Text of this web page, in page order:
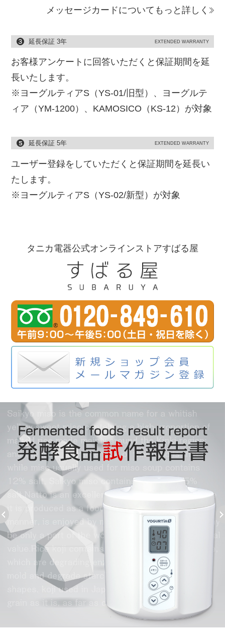
メッセージカードについてもっと詳しく
延長保証 3年 EXTENDED WARRANTY
お客様アンケートに回答いただくと保証期間を延
長いたします。
※ヨーグルティアS（YS-01/旧型）、ヨーグルテ
ィア（YM-1200）、KAMOSICO（KS-12）が対象
延長保証 5年 EXTENDED WARRANTY
ユーザー登録をしていただくと保証期間を延長い
たします。
※ヨーグルティアS（YS-02/新型）が対象
タニカ電器公式オンラインストアすばる屋